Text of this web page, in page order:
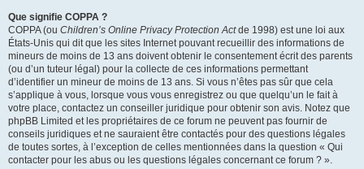
Que signifie COPPA ?
COPPA (ou Children’s Online Privacy Protection Actde 1998) est une loi aux
États-Unis qui dit que les sites Internet pouvant recueillir des informations de
mineurs de moins de 13 ans doivent obtenir le consentement écrit des parents
(ou d’un tuteur légal) pour la collecte de ces informations permettant
d’identifier un mineur de moins de 13 ans. Si vous n’êtes pas sûr que cela
s’applique à vous, lorsque vous vous enregistrez ou que quelqu’un le fait à
votre place, contactez un conseiller juridique pour obtenir son avis. Notez que
phpBB Limited et les propriétaires de ce forum ne peuvent pas fournir de
conseils juridiques et ne sauraient être contactés pour des questions légales
de toutes sortes, à l’exception de celles mentionnées dans la question « Qui
contacter pour les abus ou les questions légales concernant ce forum ? ».